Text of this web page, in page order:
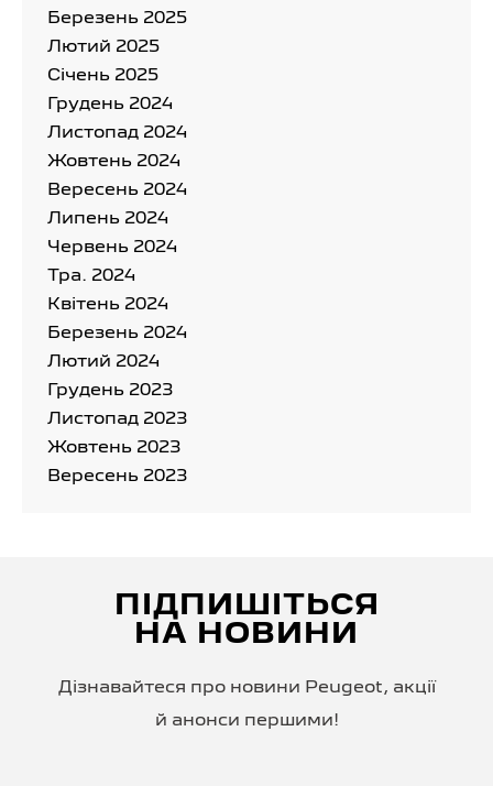
Березень 2025
Лютий 2025
Cічень 2025
Грудень 2024
Листопад 2024
Жовтень 2024
Вересень 2024
Липень 2024
Червень 2024
Тра. 2024
Квітень 2024
Березень 2024
Лютий 2024
Грудень 2023
Листопад 2023
Жовтень 2023
Вересень 2023
ПІДПИШІТЬСЯ
НА НОВИНИ
Дізнавайтеся про новини Peugeot, акції
й анонси першими!